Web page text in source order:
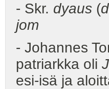
- Skr. dyaus (
jom
- Johannes
patriarkka oli
esi-isä ja